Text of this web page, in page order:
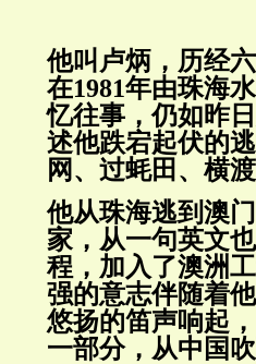
他叫卢炳，历经
在1981年由珠海
忆往事，仍如昨
述他跌宕起伏的
网、过蚝田、横
他从珠海逃到澳
家，从一句英文
程，加入了澳洲
强的意志伴随着
悠扬的笛声响起
一部分，从中国